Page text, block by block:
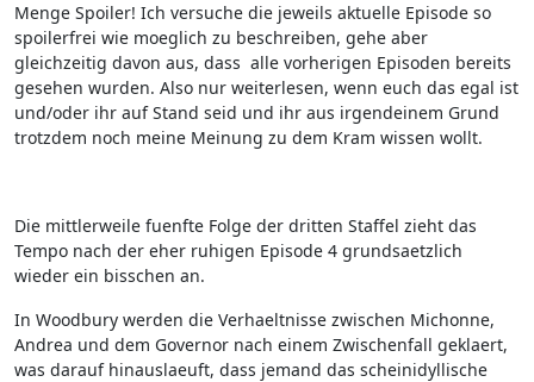
Menge Spoiler! Ich versuche die jeweils aktuelle Episode so
spoilerfrei wie moeglich zu beschreiben, gehe aber
gleichzeitig davon aus, dass alle vorherigen Episoden bereits
gesehen wurden. Also nur weiterlesen, wenn euch das egal ist
und/oder ihr auf Stand seid und ihr aus irgendeinem Grund
trotzdem noch meine Meinung zu dem Kram wissen wollt.
Die mittlerweile fuenfte Folge der dritten Staffel zieht das
Tempo nach der eher ruhigen Episode 4 grundsaetzlich
wieder ein bisschen an.
In Woodbury werden die Verhaeltnisse zwischen Michonne,
Andrea und dem Governor nach einem Zwischenfall geklaert,
was darauf hinauslaeuft, dass jemand das scheinidyllische